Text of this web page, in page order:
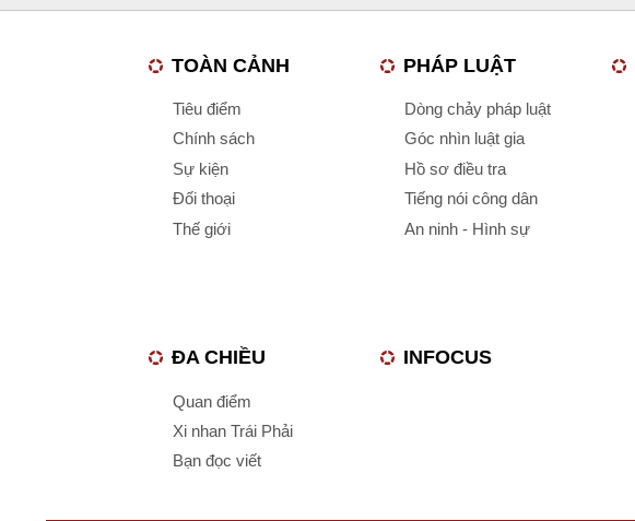
TOÀN CẢNH
Tiêu điểm
Chính sách
Sự kiện
Đối thoại
Thế giới
PHÁP LUẬT
Dòng chảy pháp luật
Góc nhìn luật gia
Hồ sơ điều tra
Tiếng nói công dân
An ninh - Hình sự
ĐA CHIỀU
Quan điểm
Xi nhan Trái Phải
Bạn đọc viết
INFOCUS